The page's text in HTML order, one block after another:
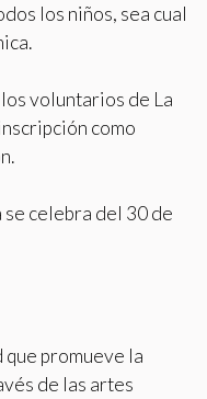
los niños, sea cual
voluntarios de La
como
se celebra del 30 de
que promueve la
de las artes